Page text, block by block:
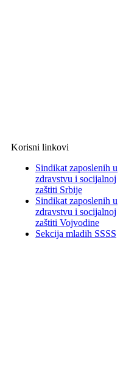
Korisni linkovi
Sindikat zaposlenih u
zdravstvu i socijalnoj
zaštiti Srbije
Sindikat zaposlenih u
zdravstvu i socijalnoj
zaštiti Vojvodine
Sekcija mladih SSSS